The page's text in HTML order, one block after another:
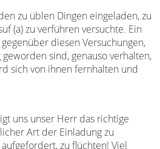
zu üblen Dingen eingeladen, zu
(a) zu verführen versuchte. Ein
diesen Versuchungen,
sind, genauso verhalten,
sich von ihnen fernhalten und
uns unser Herr das richtige
Art der Einladung zu
zu flüchten! Viel